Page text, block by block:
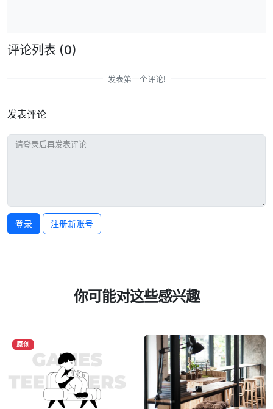
评论列表 (0)
发表第一个评论!
发表评论
登录 注册新账号
你可能对这些感兴趣
原创